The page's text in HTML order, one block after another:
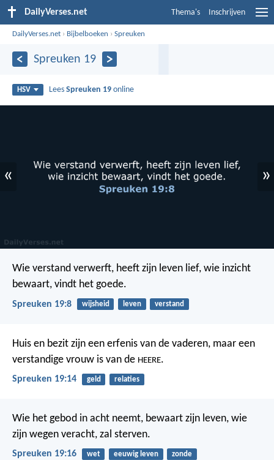
DailyVerses.net Thema's Inschrijven
DailyVerses.net › Bijbelboeken ›Spreuken
Spreuken 19
HSV LeesSpreuken 19 online
« »
Wie verstand verwerft, heeft zijn leven lief, wie inzicht
bewaart, vindt het goede.
Spreuken 19:8 wijsheid leven verstand
Huis en bezit zijn een erfenis van de vaderen, maar een
verstandige vrouw is van de HEERE.
Spreuken 19:14 geld relaties
Wie het gebod in acht neemt, bewaart zijn leven, wie
zijn wegen veracht, zal sterven.
Spreuken 19:16 wet eeuwig leven zonde